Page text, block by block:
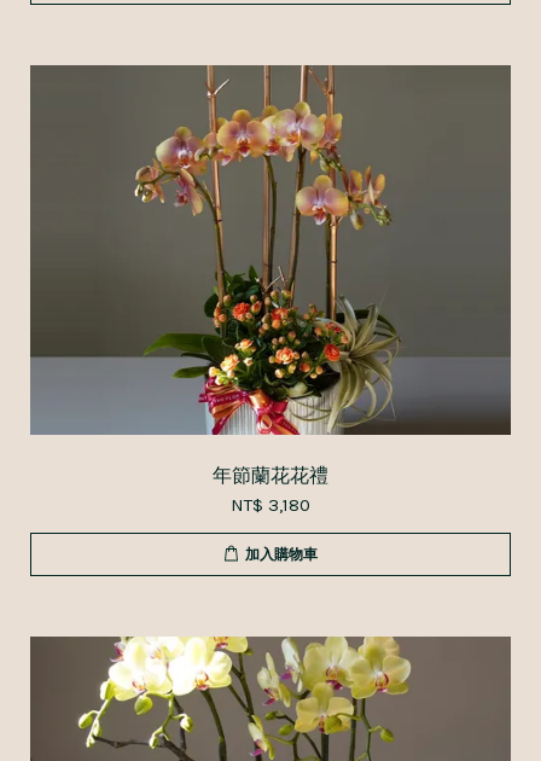
年節蘭花花禮
NT$ 3,180
加入購物車